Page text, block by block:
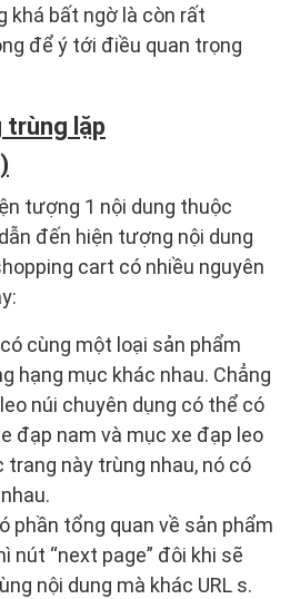
khá bất ngờ là còn rất
để ý tới điều quan trọng
trùng lặp
tượng 1 nội dung thuộc
đến hiện tượng nội dung
cart có nhiều nguyên
cùng một loại sản phẩm
hạng mục khác nhau. Chẳng
núi chuyên dụng có thể có
đạp nam và mục xe đạp leo
trang này trùng nhau, nó có
phần tổng quan về sản phẩm
nút “next page” đôi khi sẽ
nội dung mà khác URL s.